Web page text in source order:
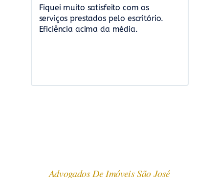
Fiquei muito satisfeito com os
serviços prestados pelo escritório.
Eficiência acima da média.
Advogados De Imóveis São José